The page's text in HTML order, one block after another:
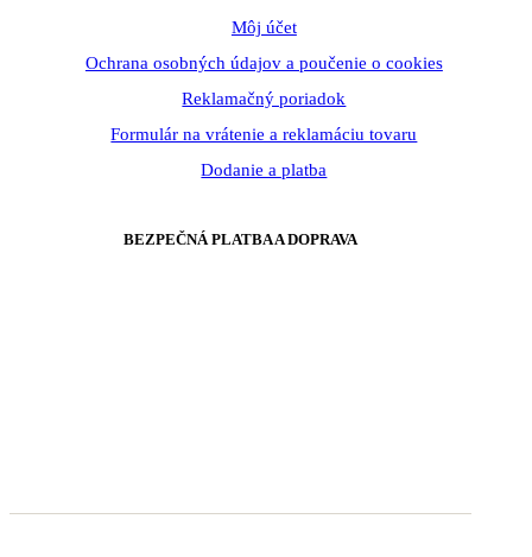
Môj účet
Ochrana osobných údajov a poučenie o cookies
Reklamačný poriadok
Formulár na vrátenie a reklamáciu tovaru
Dodanie a platba
BEZPEČNÁ PLATBA A DOPRAVA